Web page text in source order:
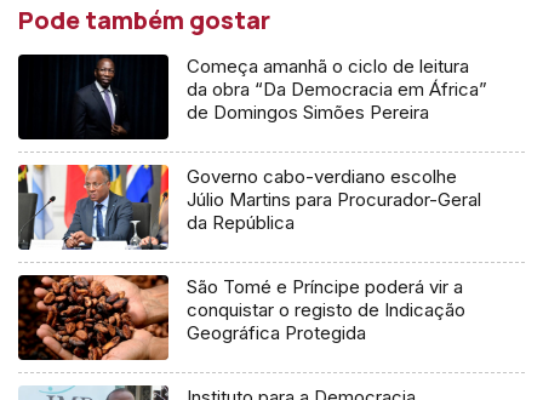
Pode também gostar
Começa amanhã o ciclo de leitura
da obra “Da Democracia em África”
de Domingos Simões Pereira
Governo cabo-verdiano escolhe
Júlio Martins para Procurador-Geral
da República
São Tomé e Príncipe poderá vir a
conquistar o registo de Indicação
Geográfica Protegida